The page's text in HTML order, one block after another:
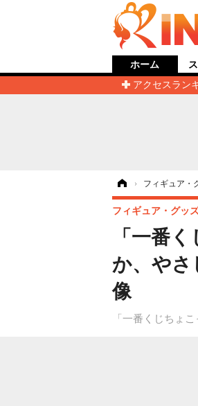
ホーム
アクセスラン
› フィギュア・
「一番
か、やさ
像
「一番くじちょ
フィギュア・グッ